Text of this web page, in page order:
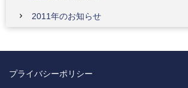
2011年のお知らせ
プライバシーポリシー